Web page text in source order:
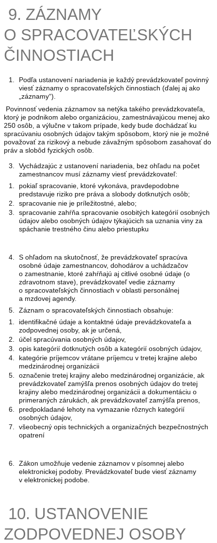
9. ZÁZNAMY
O SPRACOVATEĽSKÝCH
ČINNOSTIACH
Podľa ustanovení nariadenia je každý prevádzkovateľ povinný
viesť záznamy o spracovateľských činnostiach (ďalej aj ako
„záznamy“).
Povinnosť vedenia záznamov sa netýka takého prevádzkovateľa,
ktorý je podnikom alebo organizáciou, zamestnávajúcou menej ako
250 osôb, a výlučne v takom prípade, kedy bude dochádzať ku
spracúvaniu osobných údajov takým spôsobom, ktorý nie je možné
považovať za rizikový a nebude závažným spôsobom zasahovať do
práv a slobôd fyzických osôb.
Vychádzajúc z ustanovení nariadenia, bez ohľadu na počet
zamestnancov musí záznamy viesť prevádzkovateľ:
pokiaľ spracovanie, ktoré vykonáva, pravdepodobne
predstavuje riziko pre práva a slobody dotknutých osôb;
spracovanie nie je príležitostné, alebo;
spracovanie zahŕňa spracovanie osobitých kategórií osobných
údajov alebo osobných údajov týkajúcich sa uznania viny za
spáchanie trestného činu alebo priestupku
S ohľadom na skutočnosť, že prevádzkovateľ spracúva
osobné údaje zamestnancov, dohodárov a uchádzačov
o zamestnanie, ktoré zahŕňajú aj citlivé osobné údaje (o
zdravotnom stave), prevádzkovateľ vedie záznamy
o spracovateľských činnostiach v oblasti personálnej
a mzdovej agendy.
Záznam o spracovateľských činnostiach obsahuje:
identifikačné údaje a kontaktné údaje prevádzkovateľa a
zodpovednej osoby, ak je určená,
účel spracúvania osobných údajov,
opis kategórií dotknutých osôb a kategórií osobných údajov,
kategórie príjemcov vrátane príjemcu v tretej krajine alebo
medzinárodnej organizácii
označenie tretej krajiny alebo medzinárodnej organizácie, ak
prevádzkovateľ zamýšľa prenos osobných údajov do tretej
krajiny alebo medzinárodnej organizácii a dokumentáciu o
primeraných zárukách, ak prevádzkovateľ zamýšľa prenos,
predpokladané lehoty na vymazanie rôznych kategórií
osobných údajov,
všeobecný opis technických a organizačných bezpečnostných
opatrení
Zákon umožňuje vedenie záznamov v písomnej alebo
elektronickej podoby. Prevádzkovateľ bude viesť záznamy
v elektronickej podobe.
10. USTANOVENIE
ZODPOVEDNEJ OSOBY